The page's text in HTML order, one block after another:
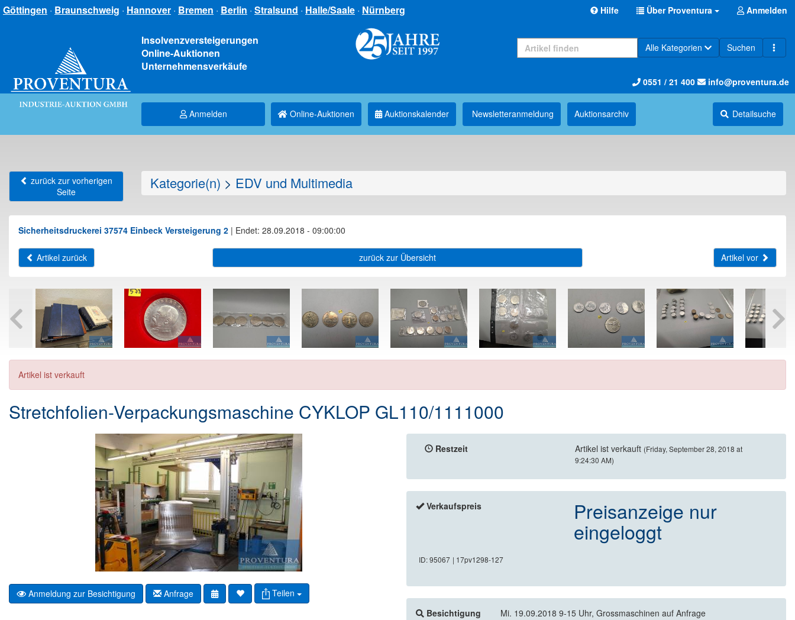
Göttingen · Braunschweig · Hannover · Bremen · Berlin · Stralsund · Halle/Saale · Nürnberg Hilfe Über Proventura Anmelden
Insolvenzversteigerungen
Online-Auktionen
Unternehmensverkäufe
Alle Kategorien Suchen
0551 / 21 400 info@proventura.de
Anmelden Online-Auktionen Auktionskalender Newsletter­anmeldung Auktions­archiv Detailsuche
zurück zur vorherigen
Seite
Kategorie(n) > EDV und Multimedia
Sicherheitsdruckerei 37574 Einbeck Versteigerung 2 | Endet: 28.09.2018 - 09:00:00
Artikel zurück zurück zur Übersicht Artikel vor
Artikel ist verkauft
Stretchfolien-Verpackungsmaschine CYKLOP GL110/1111000
Anmeldung zur Besichtigung Anfrage Teilen
Restzeit Artikel ist verkauft (Friday, September 28, 2018 at
9:24:30 AM)
Verkaufspreis Preisanzeige nur
eingeloggt
ID: 95067 | 17pv1298-127
Besichtigung
Mi. 19.09.2018 9-15 Uhr, Grossmaschinen auf Anfrage